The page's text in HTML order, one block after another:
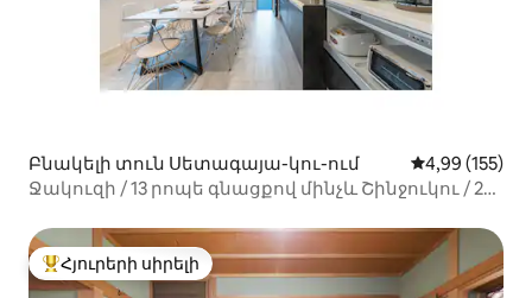
Բնակելի տուն Սետագայա-կու-ում Միջին
4,99 (155)
Ջակուզի / 13 րոպե գնացքով մինչև Շինջուկու / 2
ավտոկայանատեղի / 6 րոպե քայլելու
հեռավորության վրա մինչև մոտակա կայարան /
145 քմ
Հյուրերի սիրելի լավագույն տները
Հյուրերի սիրելի